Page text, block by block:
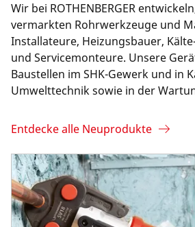
Wir bei ROTHENBERGER
vermarkten Rohrwerkzeuge und
Installateure, Heizungsbauer,
und Servicemonteure. Unsere
Baustellen im SHK-Gewerk und in
Umwelttechnik sowie in der
Entdecke alle Neuprodukte